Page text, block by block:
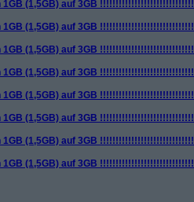
1GB (1,5GB) auf 3GB
1GB (1,5GB) auf 3GB
1GB (1,5GB) auf 3GB
1GB (1,5GB) auf 3GB
1GB (1,5GB) auf 3GB
1GB (1,5GB) auf 3GB
1GB (1,5GB) auf 3GB
1GB (1,5GB) auf 3GB